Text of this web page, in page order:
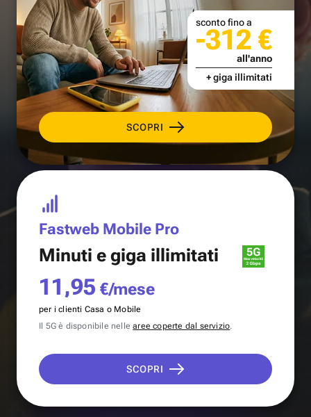
SCOPRI
sconto fino a
-312 €
all'anno
+ giga illimitati
Fastweb Mobile Pro
Minuti e giga illimitati
11,95 €/mese
per i clienti Casa o Mobile
Il 5G è disponibile nellearee coperte dal servizio.
SCOPRI